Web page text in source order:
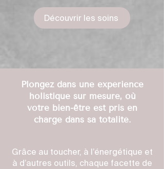
Découvrir les soins
Plongez dans une expérience
holistique sur mesure, où
votre bien-être est pris en
charge dans sa totalité.
Grâce au toucher, à l’énergétique et
à d’autres outils, chaque facette de